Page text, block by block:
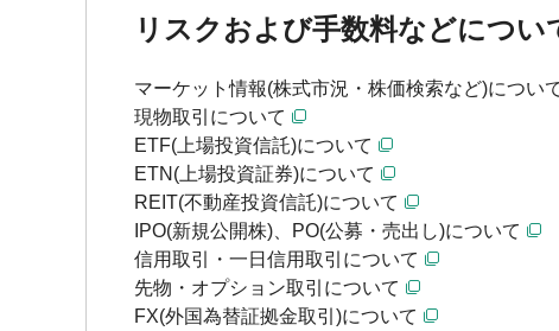
リスクおよび手数料などについ
マーケット情報(株式市況・株価検索など)につい
現物取引について
ETF(上場投資信託)について
ETN(上場投資証券)について
REIT(不動産投資信託)について
IPO(新規公開株)、PO(公募・売出し)について
信用取引・一日信用取引について
先物・オプション取引について
FX(外国為替証拠金取引)について